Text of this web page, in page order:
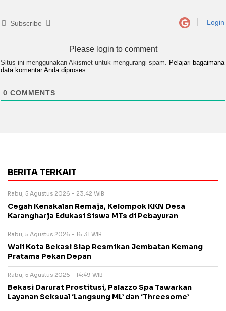
Subscribe Login
Please login to comment
Situs ini menggunakan Akismet untuk mengurangi spam. Pelajari bagaimana
data komentar Anda diproses
0 COMMENTS
BERITA TERKAIT
Rabu, 5 Agustus 2026 - 23:42 WIB
Cegah Kenakalan Remaja, Kelompok KKN Desa
Karangharja Edukasi Siswa MTs di Pebayuran
Rabu, 5 Agustus 2026 - 16:31 WIB
Wali Kota Bekasi Siap Resmikan Jembatan Kemang
Pratama Pekan Depan
Rabu, 5 Agustus 2026 - 14:49 WIB
Bekasi Darurat Prostitusi, Palazzo Spa Tawarkan
Layanan Seksual ‘Langsung ML’ dan ‘Threesome’